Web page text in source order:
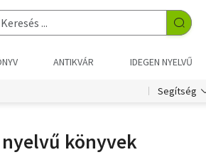
ANTIKVÁR IDEGEN NYELVŰ
Segítség
nyelvű könyvek